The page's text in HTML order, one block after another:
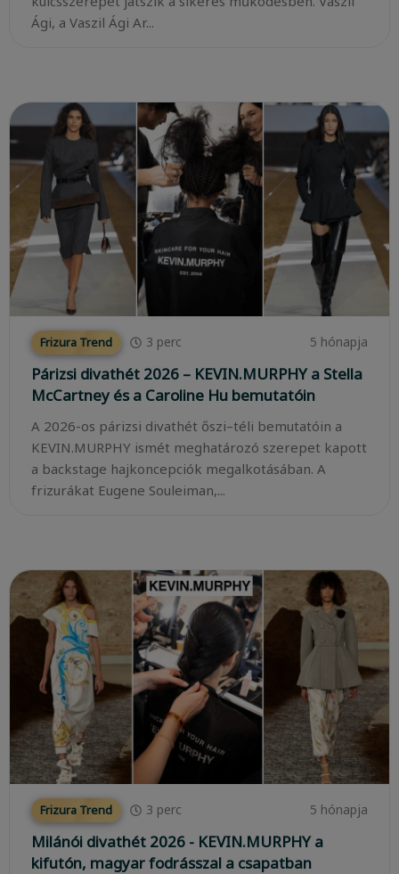
Ági, a Vaszil Ági Ar...
Frizura Trend 3 perc 5 hónapja
Párizsi divathét 2026 – KEVIN.MURPHY a Stella
McCartney és a Caroline Hu bemutatóin
A 2026-os párizsi divathét őszi–téli bemutatóin a
KEVIN.MURPHY ismét meghatározó szerepet kapott
a backstage hajkoncepciók megalkotásában. A
frizurákat Eugene Souleiman,...
Frizura Trend 3 perc 5 hónapja
Milánói divathét 2026 - KEVIN.MURPHY a
kifutón, magyar fodrásszal a csapatban